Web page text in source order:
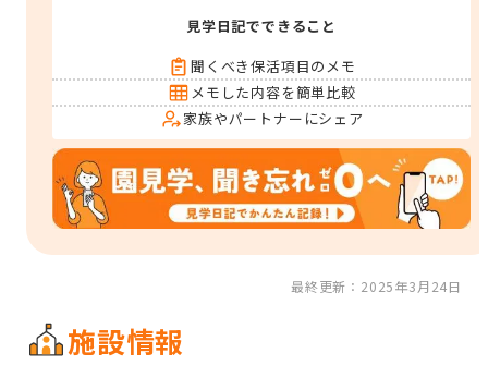
見学日記でできること
聞くべき保活項目のメモ
メモした内容を簡単比較
家族やパートナーにシェア
最終更新：2025年3月24日
施設情報